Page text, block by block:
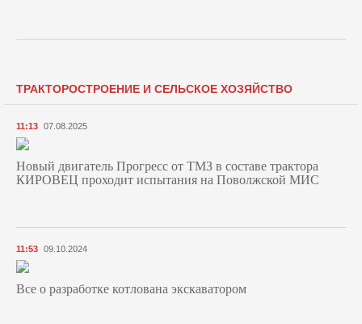
ТРАКТОРОСТРОЕНИЕ И СЕЛЬСКОЕ ХОЗЯЙСТВО
11:13 07.08.2025
Новый двигатель Прогресс от ТМЗ в составе трактора
КИРОВЕЦ проходит испытания на Поволжской МИС
11:53 09.10.2024
Все о разработке котлована экскаватором